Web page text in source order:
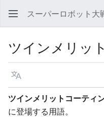
スーパーロボット大
ツインメリッ
言語
ツインメリットコーティ
に登場する用語。